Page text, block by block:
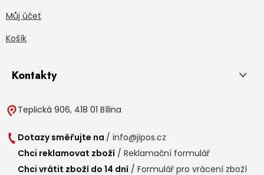
Můj účet
Košík
Kontakty
Teplická 906, 418 01 Bílina
Dotazy směřujte na / info@jipos.cz
Chci reklamovat zboží / Reklamační formulář
Chci vrátit zboží do 14 dní / Formulář pro vrácení zboží